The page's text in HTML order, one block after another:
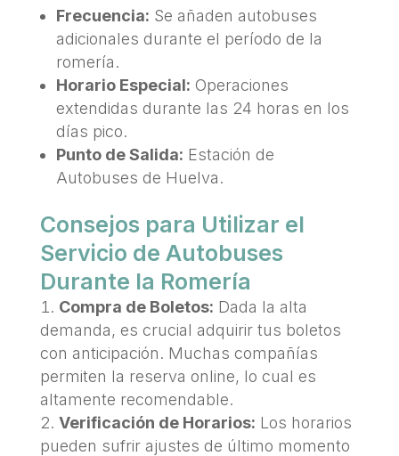
Frecuencia: Se añaden autobuses
adicionales durante el período de la
romería.
Horario Especial: Operaciones
extendidas durante las 24 horas en los
días pico.
Punto de Salida: Estación de
Autobuses de Huelva.
Consejos para Utilizar el
Servicio de Autobuses
Durante la Romería
Compra de Boletos: Dada la alta
demanda, es crucial adquirir tus boletos
con anticipación. Muchas compañías
permiten la reserva online, lo cual es
altamente recomendable.
Verificación de Horarios: Los horarios
pueden sufrir ajustes de último momento